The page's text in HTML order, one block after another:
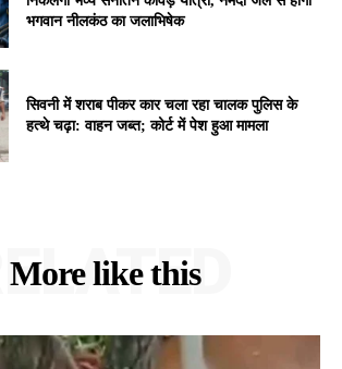
भगवान नीलकंठ का जलाभिषेक
सिवनी में शराब पीकर कार चला रहा चालक पुलिस के
हत्थे चढ़ा: वाहन जब्त; कोर्ट में पेश हुआ मामला
More like this
RELATED